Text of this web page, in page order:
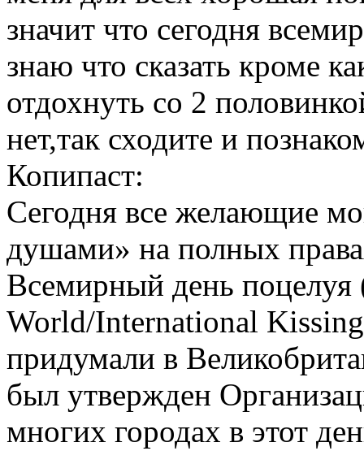
значит что сегодня
знаю что сказать кроме
отдохнуть со 2
нет,так сходите и
Копипаст:
Сегодня все желающие
душами» на полных
Всемирный день
World/International
придумали в
был утвержден
многих городах в этот